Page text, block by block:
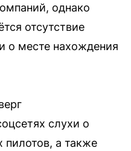
однако
отсутствие
о месте нахождения
слухи о
а также